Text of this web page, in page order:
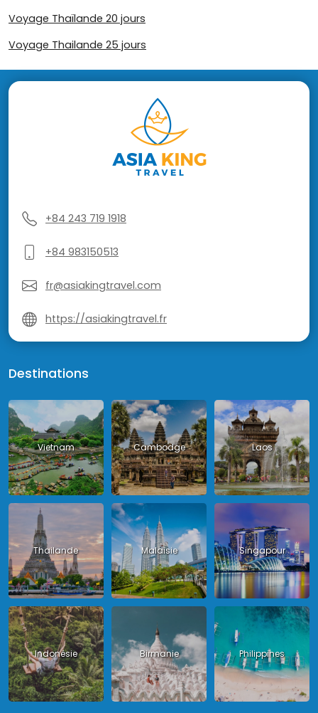
Voyage Thaïlande 20 jours
Voyage Thailande 25 jours
+84 243 719 1918
+84 983150513
fr@asiakingtravel.com
https://asiakingtravel.fr
Destinations
Vietnam Cambodge Laos
Thailande Malaisie Singapour
Indonésie Birmanie Philippines